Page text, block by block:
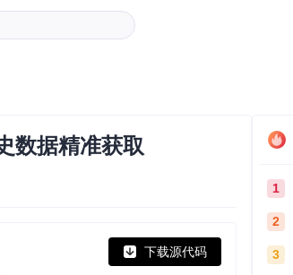
数据精准获取
下载源代码
1
2
3